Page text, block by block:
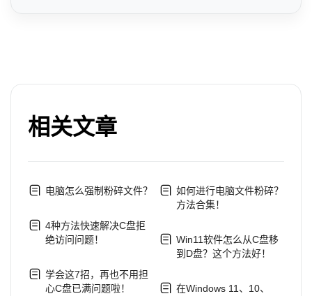
相关文章
电脑怎么强制粉碎文件？
4种方法快速解决C盘拒
绝访问问题！
学会这7招，再也不用担
心C盘已满问题啦！
如何进行电脑文件粉碎？
方法合集！
Win11软件怎么从C盘移
到D盘？这个方法好！
在Windows 11、10、